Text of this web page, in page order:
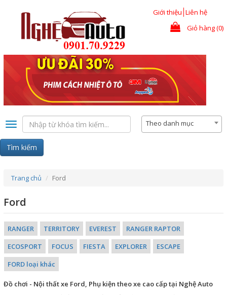
Giới thiệu Liên hệ
Giỏ hàng (0)
Toggle
navigation
Theo danh mục
Tìm kiếm
Trang chủ Ford
Ford
RANGER TERRITORY EVEREST
RANGER RAPTOR
ECOSPORT
FOCUS FIESTA EXPLORER
ESCAPE
FORD loại khác
Đồ chơi - Nội thất xe Ford, Phụ kiện theo xe cao cấp tại Nghệ Auto